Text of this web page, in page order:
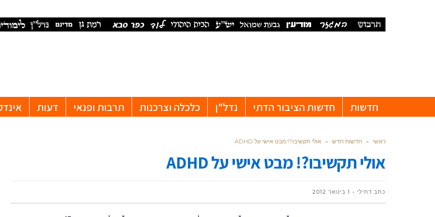
חדשות חדשות הציבור הדתי נדל"ן כלכלה וצרכנות תרבות ופנאי דעות
ראשי » חדשות חדש » אולי תקשיבו?! מבט אישי על ADHD
אולי תקשיבו?! מבט אישי על ADHD
כתב דתילי 1 בינואר 2012